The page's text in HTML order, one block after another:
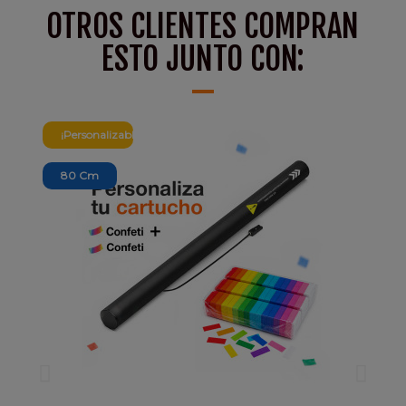
OTROS CLIENTES COMPRAN
ESTO JUNTO CON:
80 Cm
¡Personalizable!